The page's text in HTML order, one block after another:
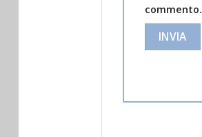
commento.